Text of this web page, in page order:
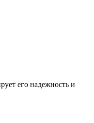
его надежность и